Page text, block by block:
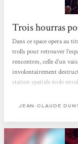
Trois hourras
Dans ce space opera au
trolls pour retrouver
rencontres, celle d’un
involontairement
station spatiale école
comprendre, toucher
JEAN-CLAUDE